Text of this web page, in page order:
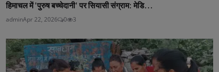
हिमाचल में 'पुरुष बच्चेदानी' पर सियासी संग्राम: मेडि...
adminApr 22, 2026 0 3